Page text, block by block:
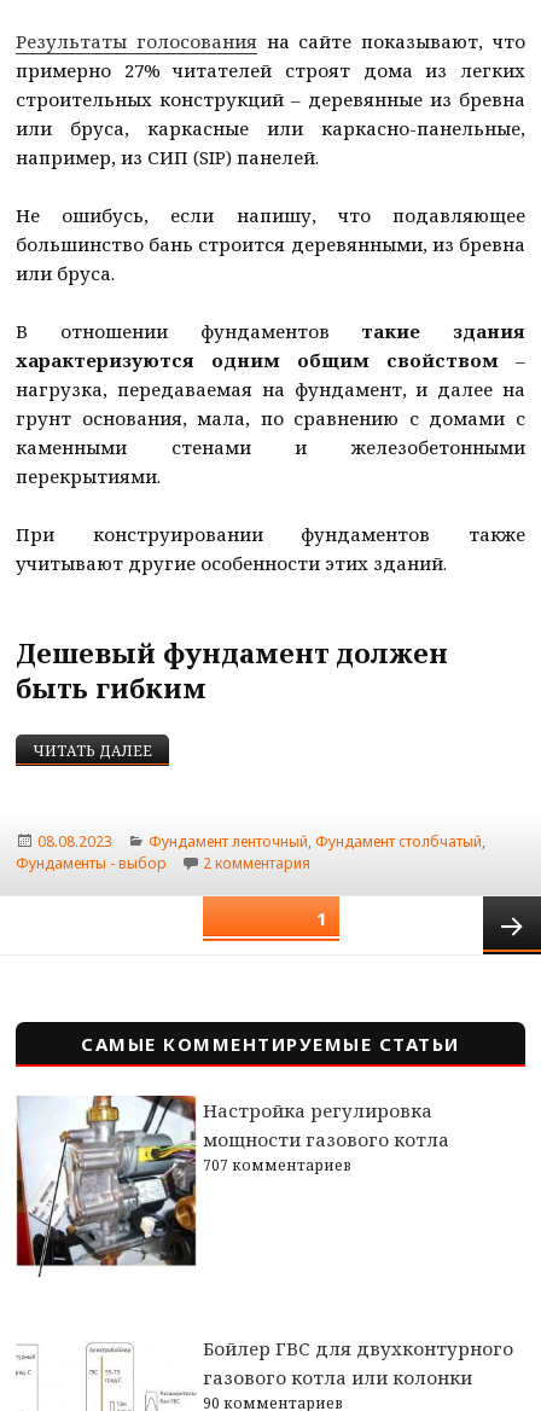
Результаты голосования на сайте показывают, что
примерно 27% читателей строят дома из легких
строительных конструкций – деревянные из бревна
или бруса, каркасные или каркасно-панельные,
например, из СИП (SIP) панелей.
Не ошибусь, если напишу, что подавляющее
большинство бань строится деревянными, из бревна
или бруса.
В отношении фундаментов такие здания
характеризуются одним общим свойством–
нагрузка, передаваемая на фундамент, и далее на
грунт основания, мала, по сравнению с домами с
каменными стенами и железобетонными
перекрытиями.
При конструировании фундаментов также
учитывают другие особенности этих зданий.
Дешевый фундамент должен
быть гибким
ЧИТАТЬ ДАЛЕЕПРАВИЛЬНЫЙ ФУНДАМЕНТ ДЛЯ ДЕРЕВЯННОГО,
Опубликовано
08.08.2023 Рубрики
Фундамент ленточный,Фундамент столбчатый,
Фундаменты - выбор
2 комментария
СТРАНИЦА1
САМЫЕ КОММЕНТИРУЕМЫЕ СТАТЬИ
Настройка регулировка
мощности газового котла
707 комментариев
Бойлер ГВС для двухконтурного
газового котла или колонки
90 комментариев